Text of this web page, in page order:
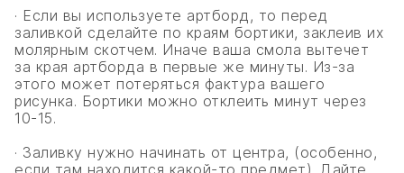
· Если вы используете артборд, то перед
заливкой сделайте по краям бортики, заклеив их
молярным скотчем. Иначе ваша смола вытечет
за края артборда в первые же минуты. Из-за
этого может потеряться фактура вашего
рисунка. Бортики можно отклеить минут через
10-15.
· Заливку нужно начинать от центра, (особенно,
если там находится какой-то предмет). Дайте